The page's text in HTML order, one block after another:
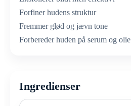
Forfiner hudens struktur
Fremmer glød og jævn tone
Forbereder huden på serum og olie
Ingredienser